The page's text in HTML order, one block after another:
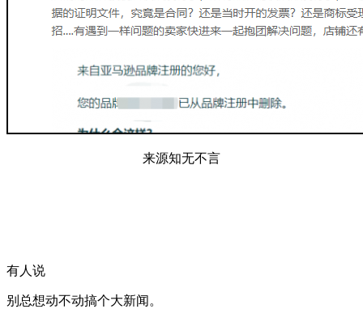
来源知无不言
有人说
别总想动不动搞个大新闻。